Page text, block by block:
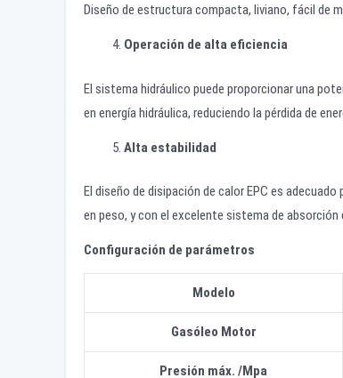
Diseño de estructura compacta, liviano, fácil de
Operación de alta eficiencia
El sistema hidráulico puede proporcionar una
en energía hidráulica, reduciendo la pérdida de
Alta estabilidad
El diseño de disipación de calor EPC es
en peso, y con el excelente sistema de
Configuración de parámetros
Modelo
Gasóleo Motor
Presión máx. /Mpa